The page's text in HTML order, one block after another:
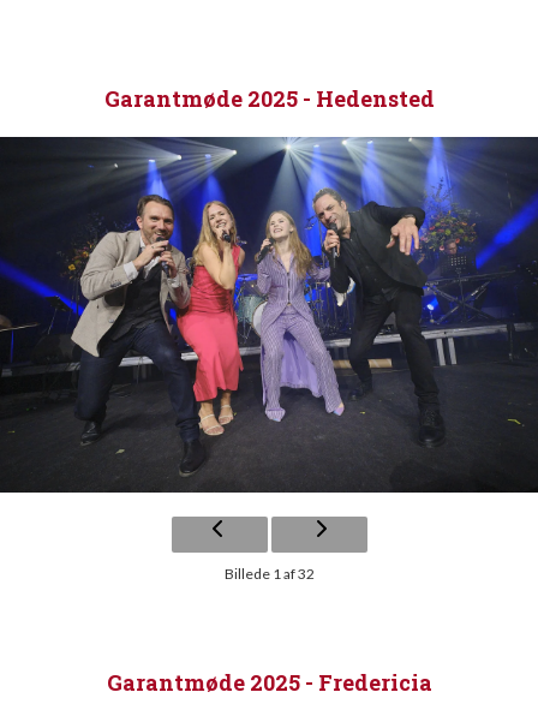
Garantmøde 2025 - Hedensted
Billede 1 af 32
Garantmøde 2025 - Fredericia